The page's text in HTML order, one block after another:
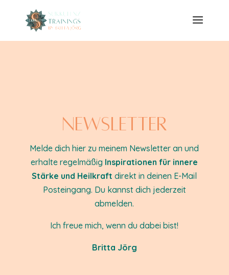
Newsletter
Melde dich hier zu meinem Newsletter an und
erhalte regelmäßig Inspirationen für innere
Stärke und Heilkraft direkt in deinen E-Mail
Posteingang. Du kannst dich jederzeit
abmelden.
Ich freue mich, wenn du dabei bist!
Britta Jörg